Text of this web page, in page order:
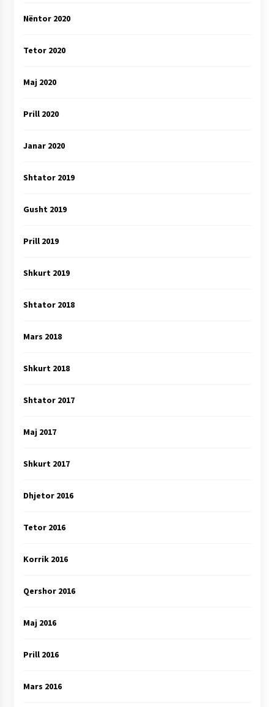
Nëntor 2020
Tetor 2020
Maj 2020
Prill 2020
Janar 2020
Shtator 2019
Gusht 2019
Prill 2019
Shkurt 2019
Shtator 2018
Mars 2018
Shkurt 2018
Shtator 2017
Maj 2017
Shkurt 2017
Dhjetor 2016
Tetor 2016
Korrik 2016
Qershor 2016
Maj 2016
Prill 2016
Mars 2016